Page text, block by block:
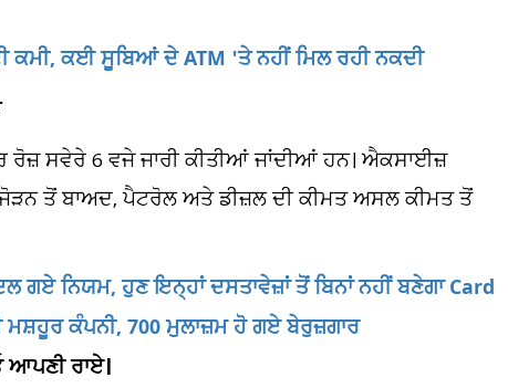
ਕਈ ਸੂਬਿਆਂ ਦੇ ATM 'ਤੇ ਨਹੀਂ ਮਿਲ ਰਹੀ ਨਕਦੀ
ਸਵੇਰੇ 6 ਵਜੇ ਜਾਰੀ ਕੀਤੀਆਂ ਜਾਂਦੀਆਂ ਹਨ। ਐਕਸਾਈਜ਼
ਤੋਂ ਬਾਅਦ, ਪੈਟਰੋਲ ਅਤੇ ਡੀਜ਼ਲ ਦੀ ਕੀਮਤ ਅਸਲ ਕੀਮਤ ਤੋਂ
ਗਏ ਨਿਯਮ, ਹੁਣ ਇਨ੍ਹਾਂ ਦਸਤਾਵੇਜ਼ਾਂ ਤੋਂ ਬਿਨਾਂ ਨਹੀਂ ਬਣੇਗਾ Card
ਕੰਪਨੀ, 700 ਮੁਲਾਜ਼ਮ ਹੋ ਗਏ ਬੇਰੁਜ਼ਗਾਰ
ਰਾਏ।